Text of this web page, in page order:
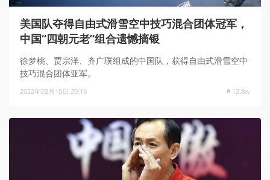
美国队夺得自由式滑雪空中技巧混合团体冠军，
中国“四朝元老”组合遗憾摘银
徐梦桃、贾宗洋、齐广璞组成的中国队，获得自由式滑雪空中
技巧混合团体亚军。
2022年02月10日 20:16 12.8w